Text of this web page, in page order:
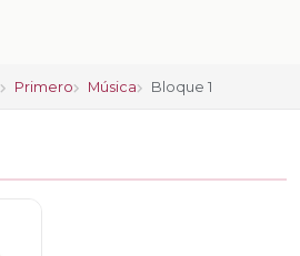
Primero Música Bloque 1